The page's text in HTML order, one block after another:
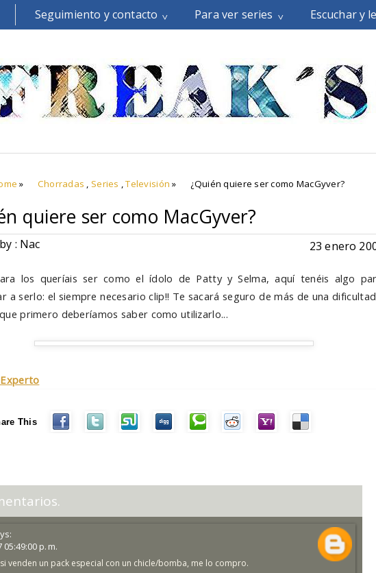
Seguimiento y contacto Para ver series Escuchar y
» Chorradas , Series ,Televisión » ¿Quién quiere ser como MacGyver?
quiere ser como MacGyver?
: Nac 23 enero
los queríais ser como el ídolo de Patty y Selma, aquí tenéis algo
a serlo: el siempre necesario clip!! Te sacará seguro de más de una
primero deberíamos saber como utilizarlo...
This
05:49:00 p. m.
venden un pack especial con un chicle/bomba, me lo compro.